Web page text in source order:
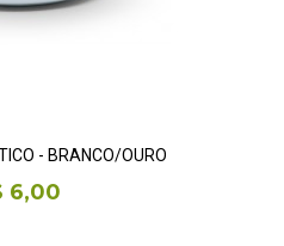
- BRANCO/OURO
6,00